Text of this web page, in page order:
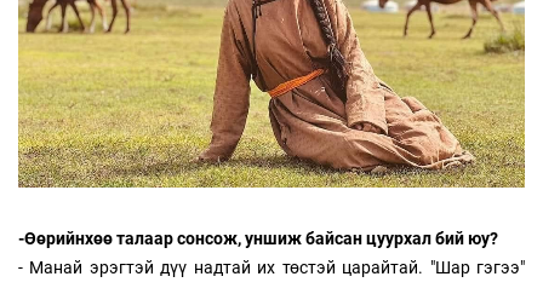
-Өөрийнхөө талаар сонсож, уншиж байсан цуурхал бий юу?
- Манай эрэгтэй дүү надтай их төстэй царайтай. "Шар гэгээ"